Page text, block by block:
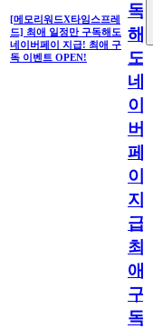
[메모리워드X타임스프레
드] 최애 일정만 구독해도
네이버페이 지급! 최애 구
독 이벤트 OPEN!
독
해
도
네
이
버
페
이
지
급!
최
애
구
독